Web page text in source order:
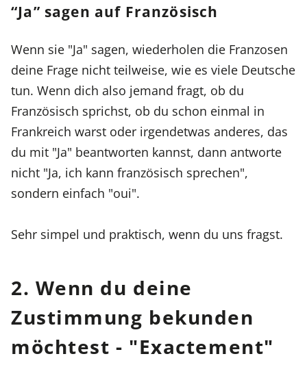
“Ja” sagen auf Französisch
Wenn sie "Ja" sagen, wiederholen die Franzosen
deine Frage nicht teilweise, wie es viele Deutsche
tun. Wenn dich also jemand fragt, ob du
Französisch sprichst, ob du schon einmal in
Frankreich warst oder irgendetwas anderes, das
du mit "Ja" beantworten kannst, dann antworte
nicht "Ja, ich kann französisch sprechen",
sondern einfach "oui".
Sehr simpel und praktisch, wenn du uns fragst.
2. Wenn du deine
Zustimmung bekunden
möchtest - "Exactement"